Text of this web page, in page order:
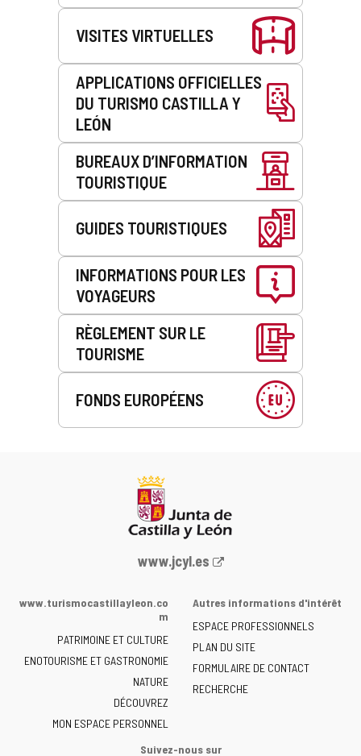
VISITES VIRTUELLES
APPLICATIONS OFFICIELLES
DU TURISMO CASTILLA Y
LEÓN
BUREAUX D’INFORMATION
TOURISTIQUE
GUIDES TOURISTIQUES
INFORMATIONS POUR LES
VOYAGEURS
RÈGLEMENT SUR LE
TOURISME
FONDS EUROPÉENS
Portail
la
de
Castilla
y
León
-
www.jcyl.es
www.turismocastillayleon.co
m
PATRIMOINE ET CULTURE
ENOTOURISME ET GASTRONOMIE
NATURE
DÉCOUVREZ
MON ESPACE PERSONNEL
Autres informations d'intérêt
ESPACE PROFESSIONNELS
PLAN DU SITE
FORMULAIRE DE CONTACT
RECHERCHE
Suivez-nous sur